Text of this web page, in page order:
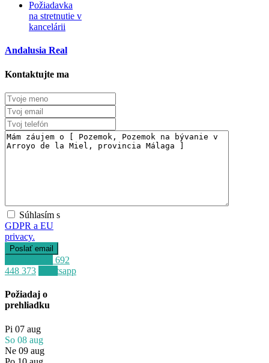
Dostupné
Požiadavka
na stretnutie v
kancelárii
Andalusia Real
Kontaktujte ma
Súhlasím s
GDPR a EU
privacy.
+34 692
448 373
Whatsapp
Požiadaj o
prehliadku
Pi 07 aug
So 08 aug
Ne 09 aug